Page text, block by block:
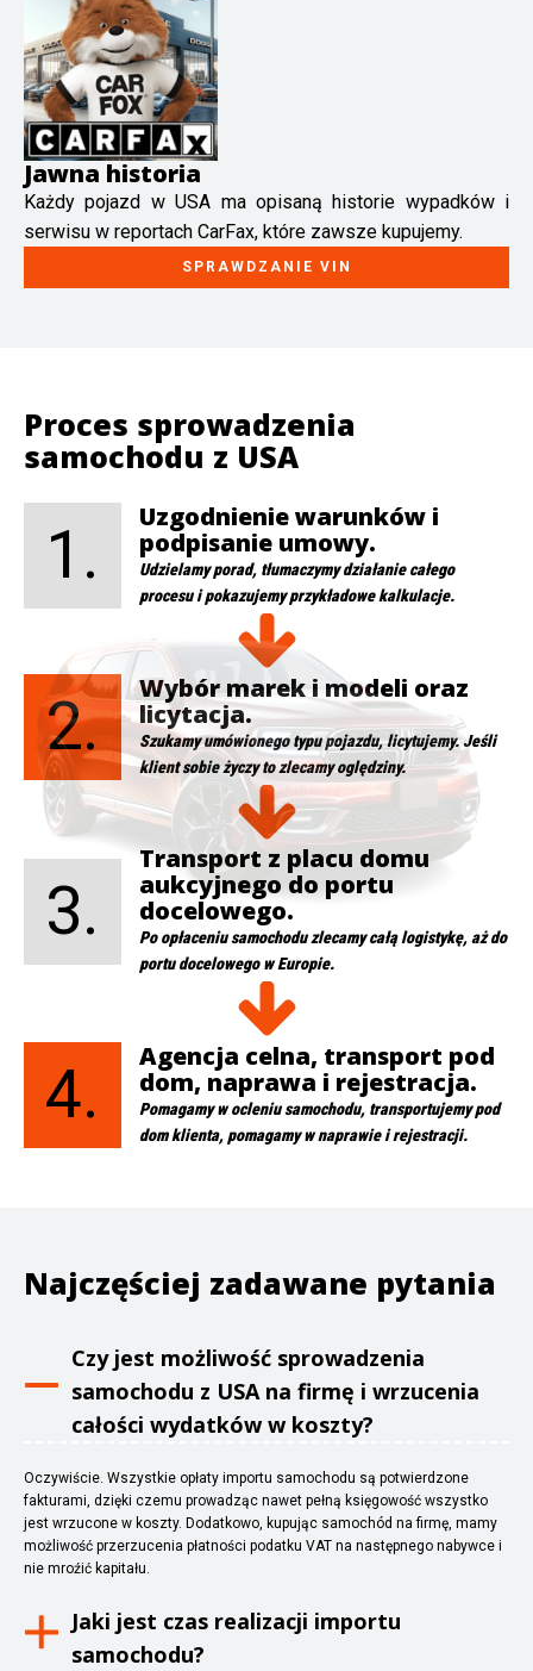
Jawna historia
Każdy pojazd w USA ma opisaną historie wypadków i
serwisu w reportach CarFax, które zawsze kupujemy.
SPRAWDZANIE VIN
Proces sprowadzenia
samochodu z USA
1.
Uzgodnienie warunków i
podpisanie umowy.
Udzielamy porad, tłumaczymy działanie całego
procesu i pokazujemy przykładowe kalkulacje.
2.
Wybór marek i modeli oraz
licytacja.
Szukamy umówionego typu pojazdu, licytujemy. Jeśli
klient sobie życzy to zlecamy oględziny.
3.
Transport z placu domu
aukcyjnego do portu
docelowego.
Po opłaceniu samochodu zlecamy całą logistykę, aż do
portu docelowego w Europie.
4.
Agencja celna, transport pod
dom, naprawa i rejestracja.
Pomagamy w ocleniu samochodu, transportujemy pod
dom klienta, pomagamy w naprawie i rejestracji.
Najczęściej zadawane pytania
Czy jest możliwość sprowadzenia
samochodu z USA na firmę i wrzucenia
całości wydatków w koszty?
Oczywiście. Wszystkie opłaty importu samochodu są potwierdzone
fakturami, dzięki czemu prowadząc nawet pełną księgowość wszystko
jest wrzucone w koszty. Dodatkowo, kupując samochód na firmę, mamy
możliwość przerzucenia płatności podatku VAT na następnego nabywce i
nie mroźić kapitału.
Jaki jest czas realizacji importu
samochodu?